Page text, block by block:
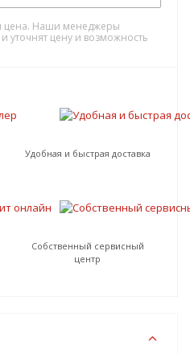
цена. Наши менеджеры
уточнят цену и возможность
Удобная и быстрая доставка
Собственный сервисный
центр